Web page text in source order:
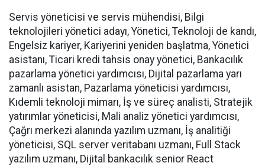
Servis yöneticisi ve servis mühendisi, Bilgi
teknolojileri yönetici adayı, Yönetici, Teknoloji de kandı,
Engelsiz kariyer, Kariyerini yeniden başlatma, Yönetici
asistanı, Ticari kredi tahsis onay yönetici, Bankacılık
pazarlama yönetici yardımcısı, Dijital pazarlama yarı
zamanlı asistan, Pazarlama yöneticisi yardımcısı,
Kıdemli teknoloji mimarı, İş ve süreç analisti, Stratejik
yatırımlar yöneticisi, Mali analiz yönetici yardımcısı,
Çağrı merkezi alanında yazılım uzmanı, İş analitiği
yöneticisi, SQL server veritabanı uzmanı, Full Stack
yazılım uzmanı, Dijital bankacılık senior React